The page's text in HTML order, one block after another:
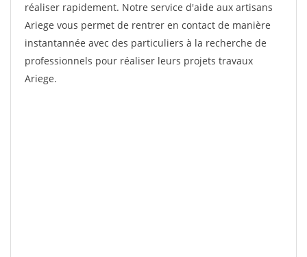
réaliser rapidement. Notre service d'aide aux artisans
Ariege vous permet de rentrer en contact de manière
instantannée avec des particuliers à la recherche de
professionnels pour réaliser leurs projets travaux
Ariege.